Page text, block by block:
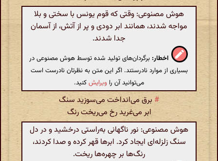
هوش مصنوعی: وقتی که قوم یونس با سختی و بلا
مواجه شدند، همانند ابر دودی و پر از آتش، از آسمان
جدا شدند.
اخطار: برگردان‌های تولید شده توسط هوش مصنوعی در
بسیاری از موارد نادرستند. اگر این متن به نظرتان نادرست است
می‌توانید آن را ویرایشکنید.
# برق می‌انداخت می‌سوزید سنگ
ابر می‌غرید رخ می‌ریخت رنگ
هوش مصنوعی: نور ناگهانی به‌راستی درخشید و در دل
سنگ‌ زلزله‌ای ایجاد کرد. ابرها قهر کرده و صدا کردند،
رنگ‌ها بر چهره‌ها ریخت.